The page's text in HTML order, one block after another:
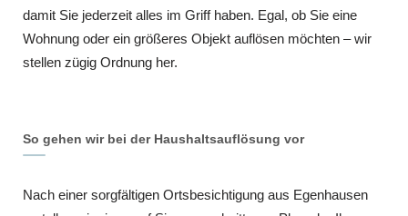
damit Sie jederzeit alles im Griff haben. Egal, ob Sie eine
Wohnung oder ein größeres Objekt auflösen möchten – wir
stellen zügig Ordnung her.
So gehen wir bei der Haushaltsauflösung vor
Nach einer sorgfältigen Ortsbesichtigung aus Egenhausen